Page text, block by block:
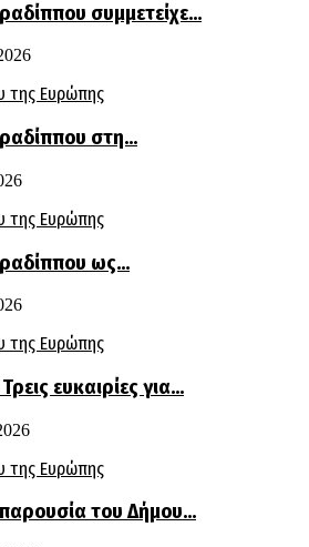
συμμετείχε…
της Ευρώπης
στη…
της Ευρώπης
ως…
της Ευρώπης
ευκαιρίες για…
της Ευρώπης
του Δήμου…